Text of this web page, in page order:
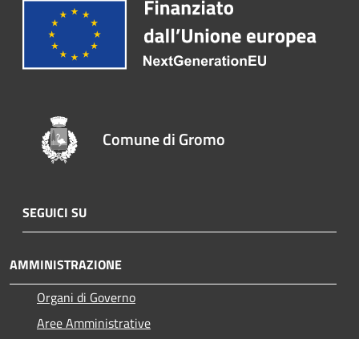
Comune di Gromo
SEGUICI SU
AMMINISTRAZIONE
Organi di Governo
Aree Amministrative